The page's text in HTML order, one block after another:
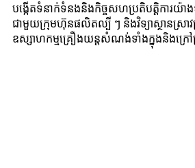
បង្កើតទំនាក់ទំនងនិងកិច្ចសហប្រតិបត្តិការយ៉
ជាមួយក្រុមហ៊ុនផលិតល្បី ៗ និងវិទ្យាស្ថានស្រាវជ្រ
ឧស្សាហកម្មគ្រឿងយន្តសំណង់ទាំងក្នុងនិងក្រៅ